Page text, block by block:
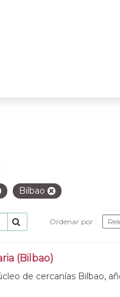
Bilbao
Ordenar por
(Bilbao)
de cercanías Bilbao,